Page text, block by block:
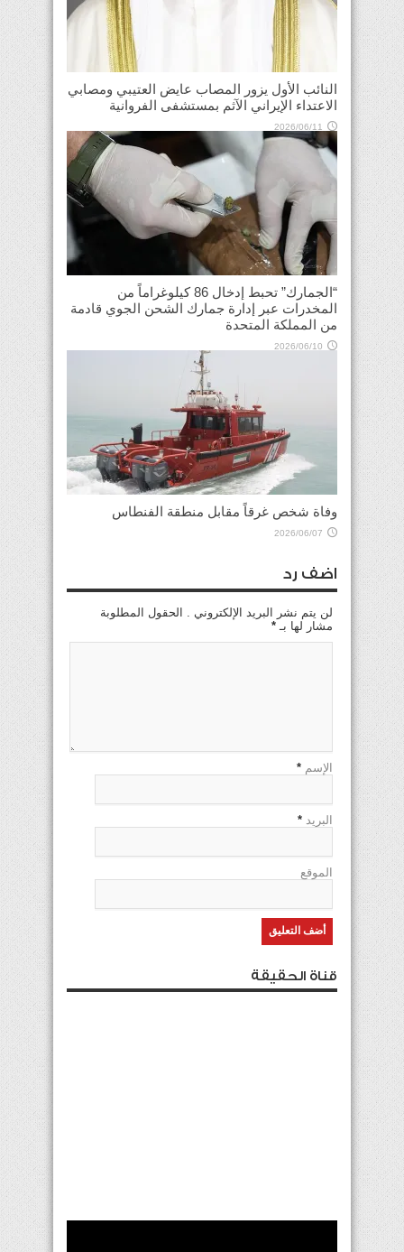
النائب الأول يزور المصاب عايض العتيبي ومصابي
الاعتداء الإيراني الآثم بمستشفى الفروانية
2026/06/11
“الجمارك” تحبط إدخال 86 كيلوغراماً من
المخدرات عبر إدارة جمارك الشحن الجوي قادمة
من المملكة المتحدة
2026/06/10
وفاة شخص غرقاً مقابل منطقة الفنطاس
2026/06/07
اضف رد
لن يتم نشر البريد الإلكتروني . الحقول المطلوبة
مشار لها بـ *
الإسم *
البريد *
الموقع
قناة الحقيقة